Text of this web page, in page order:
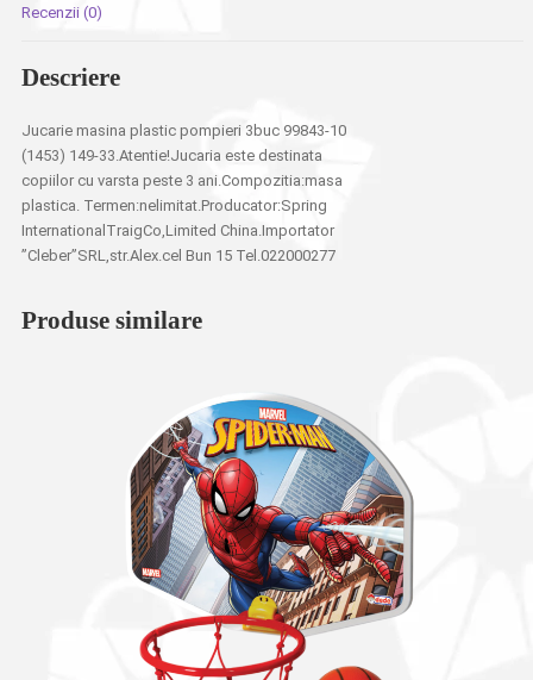
Recenzii (0)
Descriere
Jucarie masina plastic pompieri 3buc 99843-10
(1453) 149-33.Atentie!Jucaria este destinata
copiilor cu varsta peste 3 ani.Compozitia:masa
plastica. Termen:nelimitat.Producator:Spring
InternationalTraigCo,Limited China.Importator
”Cleber”SRL,str.Alex.cel Bun 15 Tel.022000277
Produse similare